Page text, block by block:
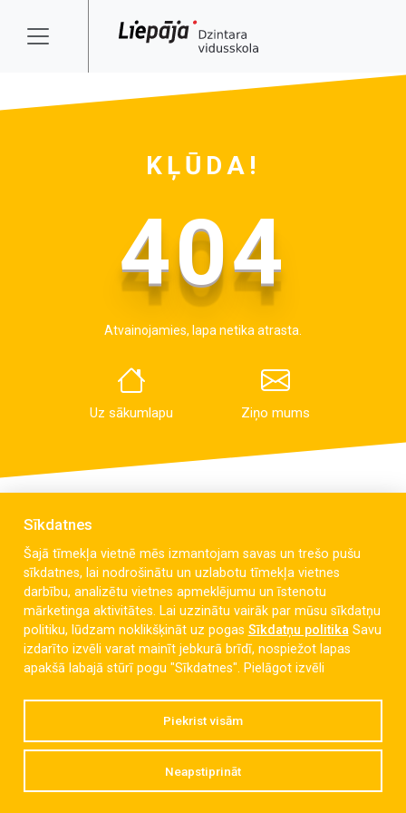
KĻŪDA!
404
Atvainojamies, lapa netika atrasta.
Uz sākumlapu Ziņo mums
Celmu iela 6, Liepāja, LV-3405
dzintaravsk@liepaja.edu.lv
+371 634 427 10
Sīkdatnes
Šajā tīmekļa vietnē mēs izmantojam savas un trešo pušu
sīkdatnes, lai nodrošinātu un uzlabotu tīmekļa vietnes
darbību, analizētu vietnes apmeklējumu un īstenotu
mārketinga aktivitātes. Lai uzzinātu vairāk par mūsu sīkdatņu
politiku, lūdzam noklikšķināt uz pogas Sīkdatņu politikaSavu
izdarīto izvēli varat mainīt jebkurā brīdī, nospiežot lapas
apakšā labajā stūrī pogu "Sīkdatnes". Pielāgot izvēli
Piekrist visām
Neapstiprināt